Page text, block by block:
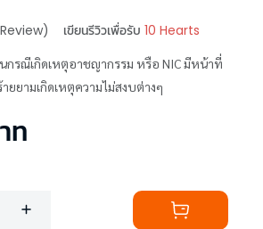
Review) เขียนรีวิวเพื่อรับ 10 Hearts
กรณีเกิดเหตุอาชญากรรม หรือ NIC มีหน้าที่
ยยามเกิดเหตุความไม่สงบต่างๆ
ท